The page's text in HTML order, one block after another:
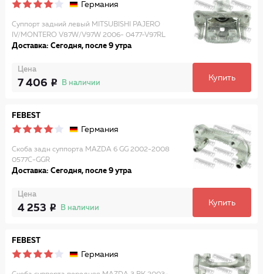
Германия
Суппорт задний левый MITSUBISHI PAJERO
IV/MONTERO V87W/V97W 2006- 0477-V97RL
Доставка: Сегодня, после 9 утра
Цена
7 406 В наличии
Купить
FEBEST
Германия
Скоба задн суппорта MAZDA 6 GG 2002-2008
0577C-GGR
Доставка: Сегодня, после 9 утра
Цена
4 253 В наличии
Купить
FEBEST
Германия